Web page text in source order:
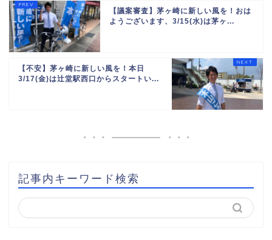
【議案審査】茅ヶ崎に新しい風を！おは
ようございます、3/15(水)は茅ヶ...
【不安】茅ヶ崎に新しい風を！本日
3/17(金)は辻堂駅西口からスタートい...
記事内キーワード検索